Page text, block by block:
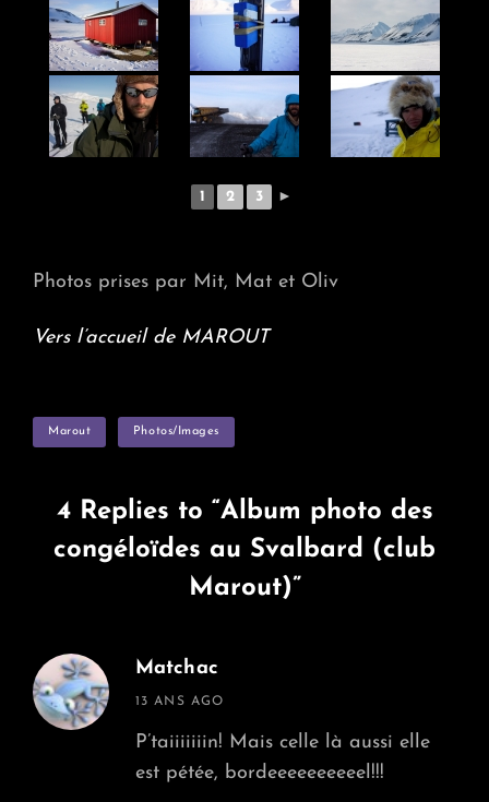
1 2 3 ►
Photos prises par Mit, Mat et Oliv
Vers l’accueil de MAROUT
TAGS
Marout Photos/images
4 Replies to “Album photo des
congéloïdes au Svalbard (club
Marout)”
Matchac
says:
13 ANS AGO
P’taiiiiiiin! Mais celle là aussi elle
est pétée, bordeeeeeeeeeel!!!